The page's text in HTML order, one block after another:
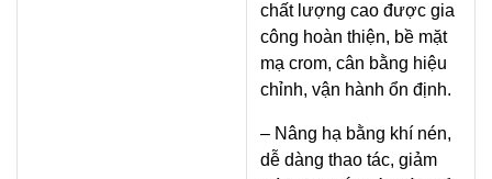
chất lượng cao được gia
công hoàn thiện, bề mặt
mạ crom, cân bằng hiệu
chỉnh, vận hành ổn định.
– Nâng hạ bằng khí nén,
dễ dàng thao tác, giảm